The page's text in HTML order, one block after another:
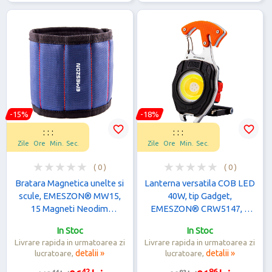
-15%
Bratara Magnetica unelte si
scule, EMESZON® MW15,
15 Magneti Neodim
cuie, piulite, saibe, Albastru
: : :
Zile Ore Min. Sec.
In Stoc
Livrare rapida in urmatoarea zi
lucratoare, detalii »
( 0 )
favorite_border
-18%
Lanterna versatila COB LED
40W, tip Gadget,
EMESZON® CRW5147, 6
Kit de supravietuire,
portocaliu
: : :
Zile Ore Min. Sec.
In Stoc
Livrare rapida in urmatoarea zi
lucratoare, detalii »
( 0 )
favorite_border